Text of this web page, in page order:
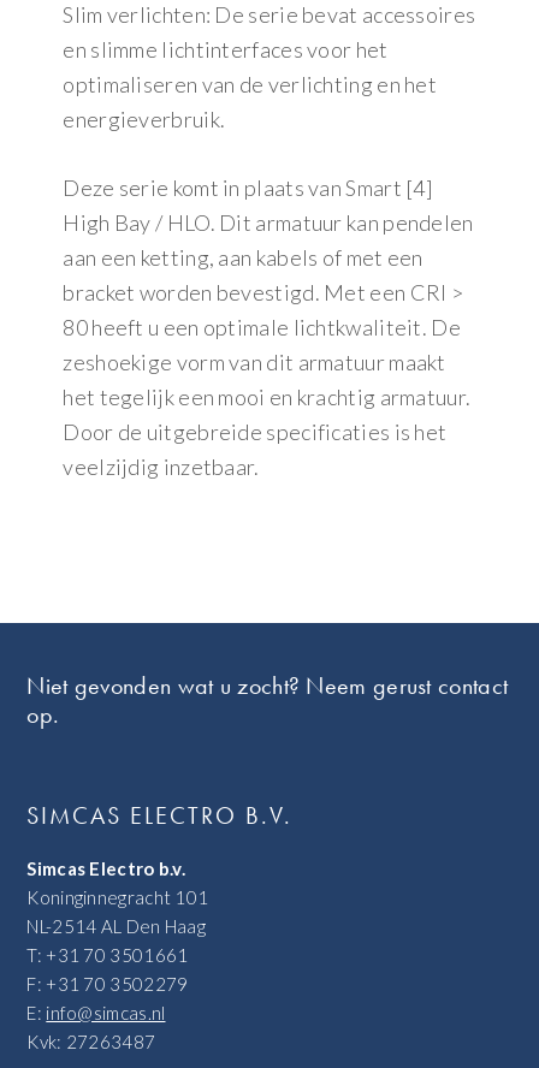
Slim verlichten: De serie bevat accessoires
en slimme lichtinterfaces voor het
optimaliseren van de verlichting en het
energieverbruik.
Deze serie komt in plaats van Smart [4]
High Bay / HLO. Dit armatuur kan pendelen
aan een ketting, aan kabels of met een
bracket worden bevestigd. Met een CRI >
80 heeft u een optimale lichtkwaliteit. De
zeshoekige vorm van dit armatuur maakt
het tegelijk een mooi en krachtig armatuur.
Door de uitgebreide specificaties is het
veelzijdig inzetbaar.
Niet gevonden wat u zocht? Neem gerust contact
op.
SIMCAS ELECTRO B.V.
Simcas Electro b.v.
Koninginnegracht 101
NL-2514 AL Den Haag
T: +31 70 3501661
F: +31 70 3502279
E: info@simcas.nl
Kvk: 27263487